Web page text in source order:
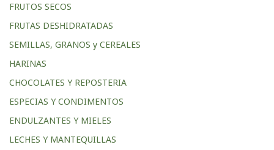
FRUTOS SECOS
FRUTAS DESHIDRATADAS
SEMILLAS, GRANOS y CEREALES
HARINAS
CHOCOLATES Y REPOSTERIA
ESPECIAS Y CONDIMENTOS
ENDULZANTES Y MIELES
LECHES Y MANTEQUILLAS